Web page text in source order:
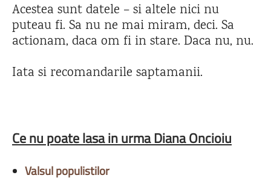
Acestea sunt datele – si altele nici nu
puteau fi. Sa nu ne mai miram, deci. Sa
actionam, daca om fi in stare. Daca nu, nu.
Iata si recomandarile saptamanii.
Ce nu poate lasa in urma Diana Oncioiu
Valsul populistilor